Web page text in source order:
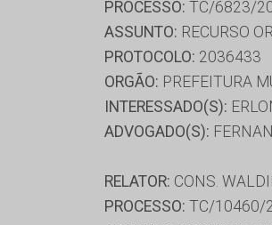
PROCESSO: TC/6823/
ASSUNTO: RECURSO
PROTOCOLO: 2036433
ORGÃO: PREFEITURA
INTERESSADO(S):
ADVOGADO(S):
RELATOR: CONS.
PROCESSO: TC/10460/